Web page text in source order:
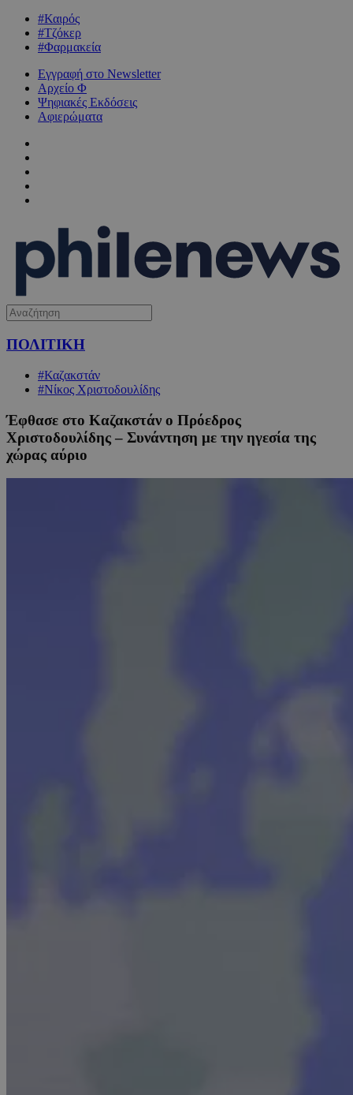
#Καιρός
#Τζόκερ
#Φαρμακεία
Εγγραφή στο Newsletter
Αρχείο Φ
Ψηφιακές Εκδόσεις
Αφιερώματα
ΠΟΛΙΤΙΚΗ
#Καζακστάν
#Νίκος Χριστοδουλίδης
Έφθασε στο Καζακστάν ο Πρόεδρος
Χριστοδουλίδης – Συνάντηση με την ηγεσία της
χώρας αύριο